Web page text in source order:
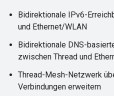
Bidirektionale IPv6-
und Ethernet/WLAN
Bidirektionale DNS-
zwischen Thread und
Thread-Mesh-Netzwerk
Verbindungen erweitern